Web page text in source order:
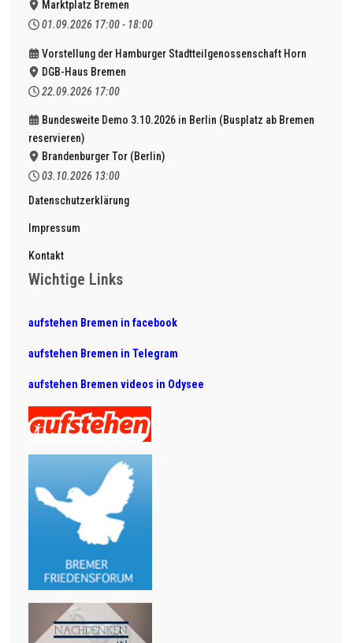
Marktplatz Bremen
01.09.2026 17:00 - 18:00
Vorstellung der Hamburger Stadtteilgenossenschaft Horn
DGB-Haus Bremen
22.09.2026 17:00
Bundesweite Demo 3.10.2026 in Berlin (Busplatz ab Bremen
reservieren)
Brandenburger Tor (Berlin)
03.10.2026 13:00
Datenschutzerklärung
Impressum
Kontakt
Wichtige Links
aufstehen Bremen in facebook
aufstehen Bremen in Telegram
aufstehen Bremen videos in Odysee